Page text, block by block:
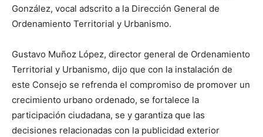
González, vocal adscrito a la Dirección General de
Ordenamiento Territorial y Urbanismo.
Gustavo Muñoz López, director general de Ordenamiento
Territorial y Urbanismo, dijo que con la instalación de
este Consejo se refrenda el compromiso de promover un
crecimiento urbano ordenado, se fortalece la
participación ciudadana, se y garantiza que las
decisiones relacionadas con la publicidad exterior